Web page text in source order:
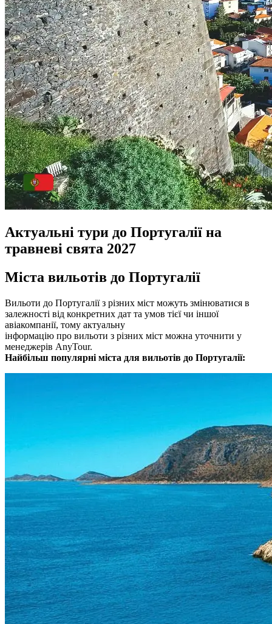
Актуальні тури до Португалії на
травневі свята 2027
Міста вильотів до Португалії
Вильоти до Португалії з різних міст можуть змінюватися в
залежності від конкретних дат та умов тієї чи іншої
авіакомпанії, тому актуальну
інформацію про вильоти з різних міст можна уточнити у
менеджерів AnyTour.
Найбільш популярні міста для вильотів до Португалії: